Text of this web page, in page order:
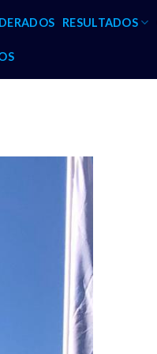
RESULTADOS